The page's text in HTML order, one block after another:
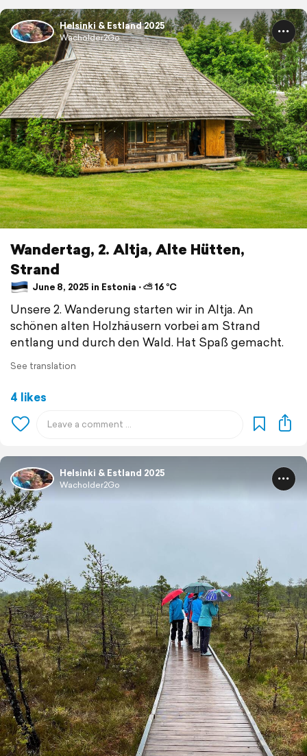
Helsinki & Estland 2025
Wacholder2Go
Wandertag, 2. Altja, Alte Hütten,
Strand
June 8, 2025 in Estonia ⋅ ⛅ 16 °C
Unsere 2. Wanderung starten wir in Altja. An
schönen alten Holzhäusern vorbei am Strand
entlang und durch den Wald. Hat Spaß gemacht.
See translation
4 likes
Helsinki & Estland 2025
Wacholder2Go